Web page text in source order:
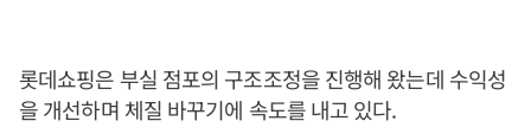
롯데쇼핑은 부실 점포의 구조조정을 진행해 왔는데 수익성
을 개선하며 체질 바꾸기에 속도를 내고 있다.